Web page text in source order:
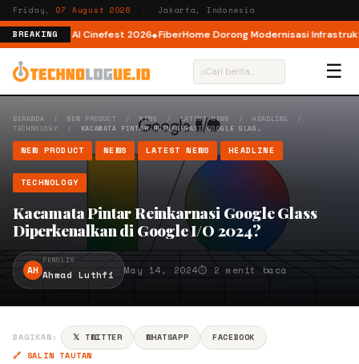
Friday, 07 August 2026 · Jakarta, Indonesia
BREAKING
AI lewat AI Cinefest 2026 FiberHome Dorong Modernisasi Infrastruktur
⌕ ☰
BERANDA / NEW PRODUCT / NEWS /LATEST NEWS / HEADLINE /
TECHNOLOGY / KACAMATA PINTAR REINKARNASI GOOGLE GLAS…
NEW PRODUCT NEWS LATEST NEWS HEADLINE
TECHNOLOGY
Kacamata Pintar Reinkarnasi Google Glass
Diperkenalkan di Google I/O 2024?
AH
PENULIS
Ahmad Luthfi May 14, 2024⏱ 2 menit baca
BAGIKAN: 𝕏 TWITTER WHATSAPP
FACEBOOK
🔗 SALIN TAUTAN